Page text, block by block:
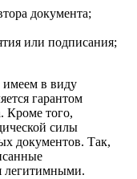
документа;
или подписания;
имеем в виду
гарантом
Кроме того,
силы
документов. Так,
легитимными.